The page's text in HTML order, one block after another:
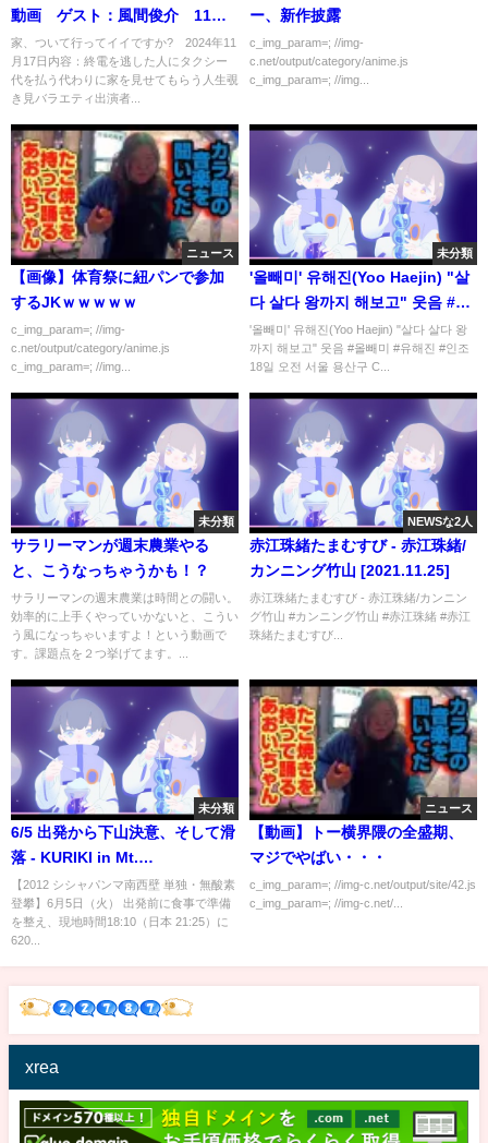
動画 ゲスト：風間俊介 11月
17日
家、ついて行ってイイですか? 2024年11
月17日内容：終電を逃した人にタクシー
代を払う代わりに家を見せてもらう人生覗
き見バラエティ出演者...
ー、新作披露
c_img_param=; //img-
c.net/output/category/anime.js
c_img_param=; //img...
ニュース
【画像】体育祭に紐パンで参加
するJKｗｗｗｗｗ
c_img_param=; //img-
c.net/output/category/anime.js
c_img_param=; //img...
未分類
'올빼미' 유해진(Yoo Haejin) "살
다 살다 왕까지 해보고" 웃음 #올
빼미 #유해진 #인조
'올빼미' 유해진(Yoo Haejin) "살다 살다 왕
까지 해보고" 웃음 #올빼미 #유해진 #인조
18일 오전 서울 용산구 C...
未分類
サラリーマンが週末農業やる
と、こうなっちゃうかも！？
サラリーマンの週末農業は時間との闘い。
効率的に上手くやっていかないと、こうい
う風になっちゃいますよ！という動画で
す。課題点を２つ挙げてます。...
NEWSな2人
赤江珠緒たまむすび - 赤江珠緒/
カンニング竹山 [2021.11.25]
赤江珠緒たまむすび - 赤江珠緒/カンニン
グ竹山 #カンニング竹山 #赤江珠緒 #赤江
珠緒たまむすび...
未分類
6/5 出発から下山決意、そして滑
落 - KURIKI in Mt.
Shishapangma 8027m (20)
【2012 シシャパンマ南西壁 単独・無酸素
登攀】6月5日（火） 出発前に食事で準備
を整え、現地時間18:10（日本 21:25）に
620...
ニュース
【動画】トー横界隈の全盛期、
マジでやばい・・・
c_img_param=; //img-c.net/output/site/42.js
c_img_param=; //img-c.net/...
xrea